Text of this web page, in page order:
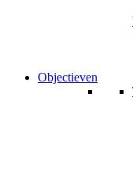
Objectieven